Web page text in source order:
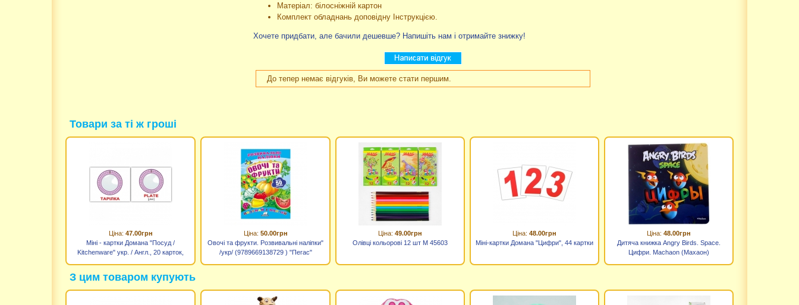
Матеріал: білосніжній картон
Комплект обладнань доповідну Інструкцією.
Хочете придбати, але бачили дешевше? Напишіть нам і отримайте знижку!
До тепер немає відгуків, Ви можете стати першим.
Товари за ті ж гроші
Ціна: 47.00грн
Міні - картки Домана "Посуд /
Kitchenware" укр. / Англ., 20 карток,
Ціна: 50.00грн
Овочі та фрукти. Розвивальні наліпки"
/укр/ (9789669138729 ) "Пегас"
Ціна: 49.00грн
Олівці кольорові 12 шт M 45603
Ціна: 48.00грн
Міні-картки Домана "Цифри", 44 картки
Ціна: 48.00грн
Дитяча книжка Angry Birds. Space.
Цифри. Machaon (Махаон)
З цим товаром купують